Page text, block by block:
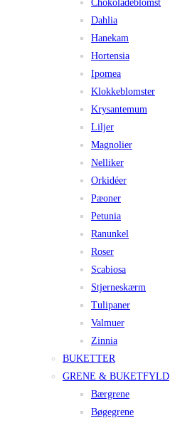
Chokoladeblomst
Dahlia
Hanekam
Hortensia
Ipomea
Klokkeblomster
Krysantemum
Liljer
Magnolier
Nelliker
Orkidéer
Pæoner
Petunia
Ranunkel
Roser
Scabiosa
Stjerneskærm
Tulipaner
Valmuer
Zinnia
BUKETTER
GRENE & BUKETFYLD
Bærgrene
Bøgegrene